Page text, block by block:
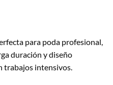
para poda profesional,
duración y diseño
trabajos intensivos.